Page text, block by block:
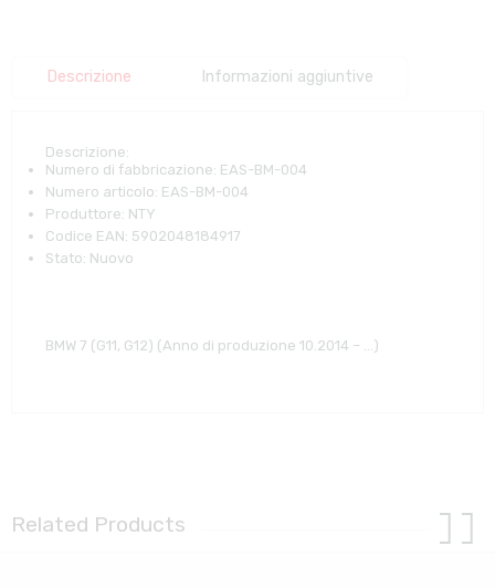
Descrizione Informazioni aggiuntive
Descrizione:
Numero di fabbricazione: EAS-BM-004
Numero articolo: EAS-BM-004
Produttore: NTY
Codice EAN: 5902048184917
Stato: Nuovo
BMW 7 (G11, G12) (Anno di produzione 10.2014 – …)
Related Products